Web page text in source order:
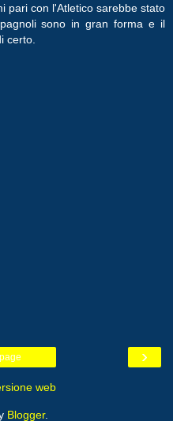
pari con l'Atletico sarebbe stato
sono in gran forma e il
certo.
›
web
Blogger.